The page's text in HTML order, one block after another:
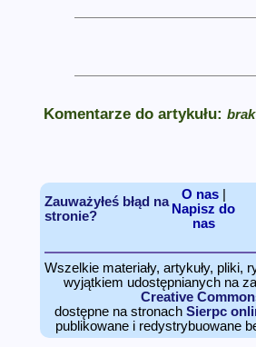
Komentarze do artykułu:
Zauważyłeś błąd na
stronie?
O nas|
Napisz do
nas
Wszelkie materiały, artykuły, pliki,
wyjątkiem udostępnianych na
Creative
dostępne na stronach Sierpc
publikowane i redystrybuowane